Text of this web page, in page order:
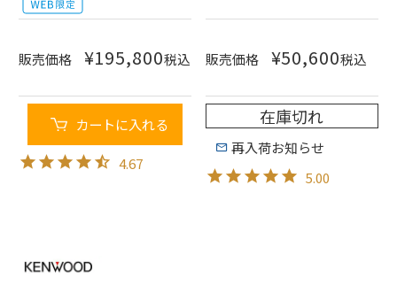
販売価格 ¥195,800税込
カートに入れる
4.67
販売価格 ¥50,600税込
在庫切れ
再入荷お知らせ
5.00